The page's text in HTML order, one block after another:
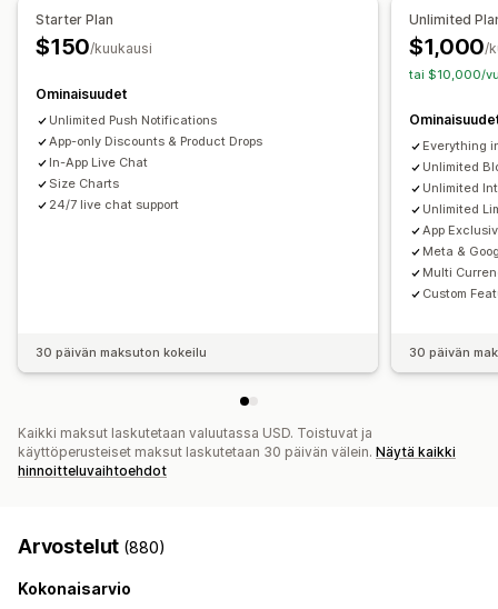
Hylätty ostoskori
Jälleen varastossa
Kampanjat
Mukautetut ilmoitukset
Starter Plan
$150/kuukausi
Ominaisuudet
Unlimited Push Notifications
App-only Discounts & Product Drops
In-App Live Chat
Size Charts
24/7 live chat support
30 päivän maksuton kokeilu
Unlimited
$1,000/
tai $10,000/
Everything
Unlimited
Unlimited
Unlimited
App
Meta &
Multi
Custom
30 päivän
Kaikki maksut laskutetaan valuutassa USD. Toistuvat ja
käyttöperusteiset maksut laskutetaan 30 päivän välein. Näytä kaikki
hinnoitteluvaihtoehdot
Arvostelut (880)
Kokonaisarvio